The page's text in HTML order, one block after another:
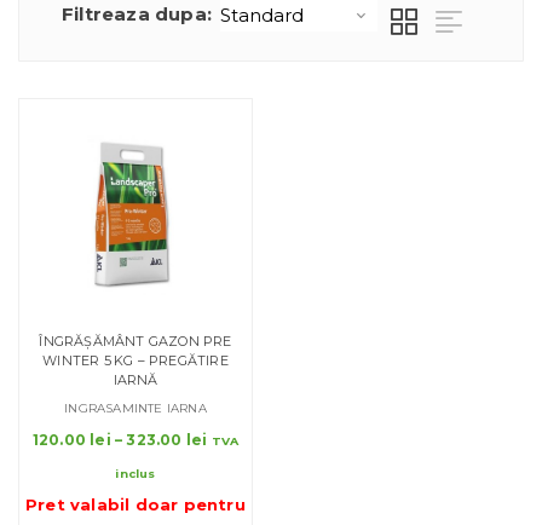
Filtreaza dupa:
ÎNGRĂȘĂMÂNT GAZON PRE
WINTER 5 KG – PREGĂTIRE
IARNĂ
INGRASAMINTE IARNA
120.00 lei – 323.00 lei
120.00 lei
TVA
inclus
Pret valabil doar pentru